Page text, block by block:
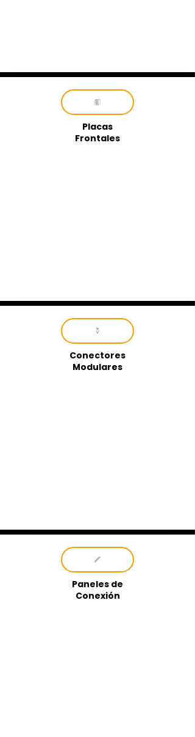
Placas
Frontales
Conectores
Modulares
Paneles de
Conexión